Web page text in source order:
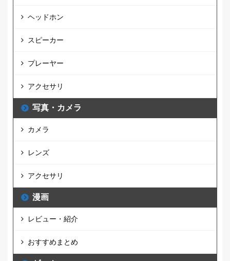
ヘッドホン
スピーカー
プレーヤー
アクセサリ
写真・カメラ
カメラ
レンズ
アクセサリ
漫画
レビュー・紹介
おすすめまとめ